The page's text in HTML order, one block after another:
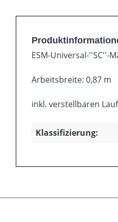
ESM-Universal-''SC''-
Arbeitsbreite: 0,87 m
inkl. verstellbaren
Klassifizierung: